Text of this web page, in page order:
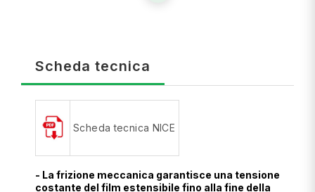
Scheda tecnica
Scheda tecnica NICE
- La frizione meccanica garantisce una tensione
costante del film estensibile fino alla fine della